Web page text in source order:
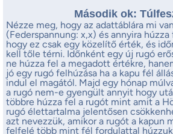
Második ok:
Nézze meg, hogy az adattáblára mi
(Federspannung: x,x) és annyira
hogy ez csak egy közelítő érték, és
kell tőle térni. Időnként egy új rugó
ne húzza fel a megadott értékre,
jó egy rugó felhúzása ha a kapu fél
indul el magától. Majd egy hónap
a rugó nem-e gyengült annyit hogy
többre húzza fel a rugót mint amit a
rugó élettartalma jelentősen
azt nevezzük, amikor a rugót a kapun
felfelé több mint fél fordulattal